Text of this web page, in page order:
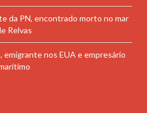
da PN, encontrado morto no mar
Relvas
nos EUA e empresário